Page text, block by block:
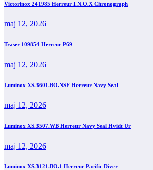
Victorinox 241985 Herreur I.N.O.X Chronograph
maj 12, 2026
Traser 109854 Herreur P69
maj 12, 2026
Luminox XS.3601.BO.NSF Herreur Navy Seal
maj 12, 2026
Luminox XS.3507.WB Herreur Navy Seal Hvidt Ur
maj 12, 2026
Luminox XS.3121.BO.1 Herreur Pacific Diver